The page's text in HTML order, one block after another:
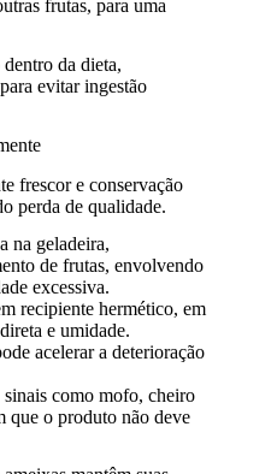
frutas, para uma
da dieta,
evitar ingestão
frescor e conservação
perda de qualidade.
na geladeira,
de frutas, envolvendo
excessiva.
recipiente hermético, em
e umidade.
acelerar a deterioração
sinais como mofo, cheiro
que o produto não deve